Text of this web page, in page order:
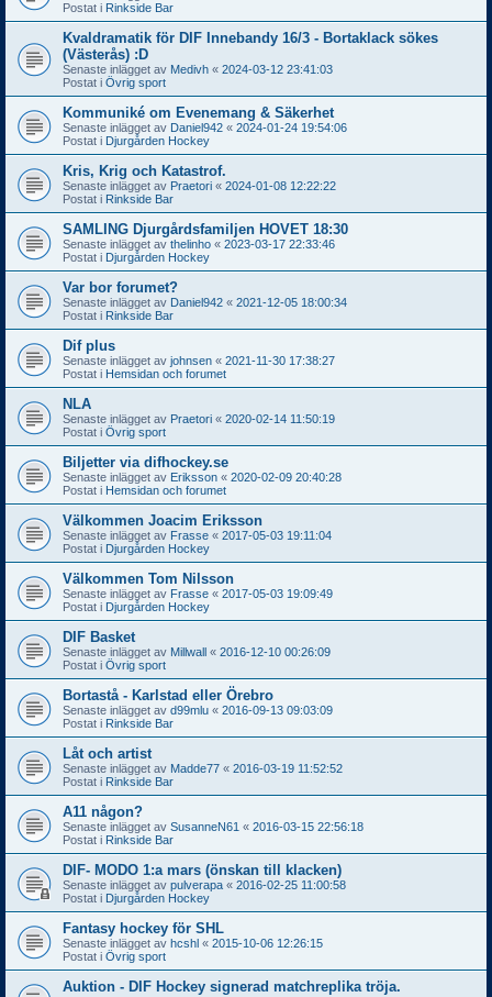
Postat i Rinkside Bar
Kvaldramatik för DIF Innebandy 16/3 - Bortaklack sökes
(Västerås) :D
Senaste inlägget av Medivh « 2024-03-12 23:41:03
Postat i Övrig sport
Kommuniké om Evenemang & Säkerhet
Senaste inlägget av Daniel942 « 2024-01-24 19:54:06
Postat i Djurgården Hockey
Kris, Krig och Katastrof.
Senaste inlägget av Praetori « 2024-01-08 12:22:22
Postat i Rinkside Bar
SAMLING Djurgårdsfamiljen HOVET 18:30
Senaste inlägget av thelinho « 2023-03-17 22:33:46
Postat i Djurgården Hockey
Var bor forumet?
Senaste inlägget av Daniel942 « 2021-12-05 18:00:34
Postat i Rinkside Bar
Dif plus
Senaste inlägget av johnsen « 2021-11-30 17:38:27
Postat i Hemsidan och forumet
NLA
Senaste inlägget av Praetori « 2020-02-14 11:50:19
Postat i Övrig sport
Biljetter via difhockey.se
Senaste inlägget av Eriksson « 2020-02-09 20:40:28
Postat i Hemsidan och forumet
Välkommen Joacim Eriksson
Senaste inlägget av Frasse « 2017-05-03 19:11:04
Postat i Djurgården Hockey
Välkommen Tom Nilsson
Senaste inlägget av Frasse « 2017-05-03 19:09:49
Postat i Djurgården Hockey
DIF Basket
Senaste inlägget av Millwall « 2016-12-10 00:26:09
Postat i Övrig sport
Bortastå - Karlstad eller Örebro
Senaste inlägget av d99mlu « 2016-09-13 09:03:09
Postat i Rinkside Bar
Låt och artist
Senaste inlägget av Madde77 « 2016-03-19 11:52:52
Postat i Rinkside Bar
A11 någon?
Senaste inlägget av SusanneN61 « 2016-03-15 22:56:18
Postat i Rinkside Bar
DIF- MODO 1:a mars (önskan till klacken)
Senaste inlägget av pulverapa « 2016-02-25 11:00:58
Postat i Djurgården Hockey
Fantasy hockey för SHL
Senaste inlägget av hcshl « 2015-10-06 12:26:15
Postat i Övrig sport
Auktion - DIF Hockey signerad matchreplika tröja.